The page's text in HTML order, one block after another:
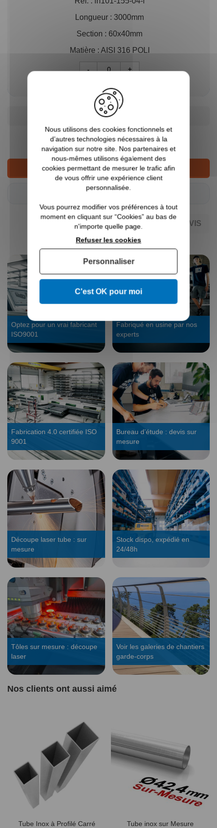
Longueur : 3000mm
Section : 60x40mm
Matière : AISI 316 POLI
- +
Prix unitaire TTC
AJOUTER AU PANIER
262,39 €TTC
AJOUTER AU DEVIS
Tarifs pro ?
AJOUTER AU DEVIS
Optez pour un vrai fabricant
ISO9001
Fabriqué en usine par nos
experts
Fabrication 4.0 certifiée ISO
9001
Bureau d’étude : devis sur
mesure
Découpe laser tube : sur
mesure
Stock dispo, expédié en
24/48h
Tôles sur mesure : découpe
laser
Voir les galeries de chantiers
garde-corps
Nos clients ont aussi aimé
Tube Inox à Profilé Carré Tube inox sur Mesure
Nous utilisons des cookies fonctionnels et
d’autres technologies nécessaires à la
navigation sur notre site. Nos partenaires et
nous-mêmes utilisons également des
cookies permettant de mesurer le trafic afin
de vous offrir une expérience client
personnalisée.
Vous pourrez modifier vos préférences à tout
moment en cliquant sur “Cookies” au bas de
n'importe quelle page.
C'est OK pour moi
Refuser les cookies
Personnaliser